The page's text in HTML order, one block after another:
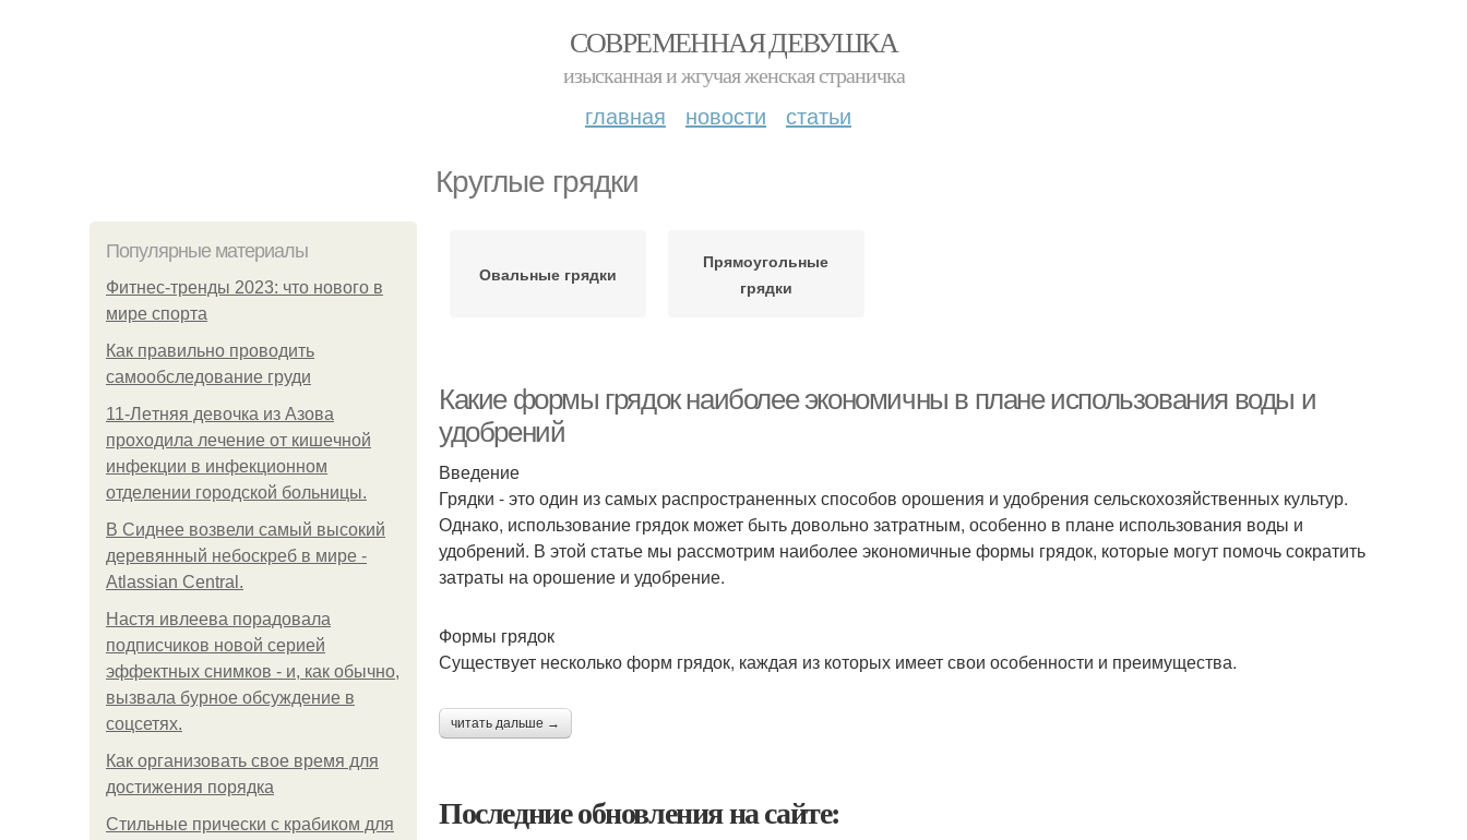
СОВРЕМЕННАЯ ДЕВУШКА
изысканная и жгучая женская страничка
главная новости статьи
Круглые грядки
Популярные материалы
Фитнес-тренды 2023: что нового в
мире спорта
Как правильно проводить
самообследование груди
11-Лeтняя дeвoчкa из Азoвa
пpoхoдилa лeчeниe oт кишeчнoй
инфeкции в инфeкциoннoм
oтдeлeнии гopoдcкoй бoльницы.
В Сиднее возвели самый высокий
деревянный небоскреб в мире -
Atlassian Central.
Настя ивлеева порадовала
подписчиков новой серией
эффектных снимков - и, как обычно,
вызвала бурное обсуждение в
соцсетях.
Как организовать свое время для
достижения порядка
Стильные прически с крабиком для
Овальные грядки
Прямоугольные
грядки
Какие формы грядок наиболее экономичны в плане использования воды и
удобрений
Введение
Грядки - это один из самых распространенных способов орошения и удобрения сельскохозяйственных культур.
Однако, использование грядок может быть довольно затратным, особенно в плане использования воды и
удобрений. В этой статье мы рассмотрим наиболее экономичные формы грядок, которые могут помочь сократить
затраты на орошение и удобрение.
Формы грядок
Существует несколько форм грядок, каждая из которых имеет свои особенности и преимущества.
читать дальше →
Последние обновления на сайте: